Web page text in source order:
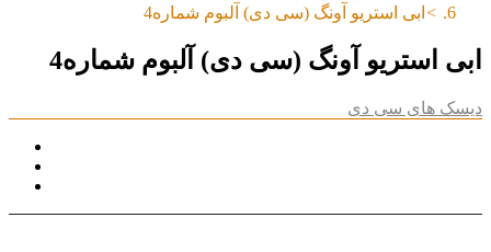
ابی استریو آونگ (سی دی) آلبوم شماره4
ابی استریو آونگ (سی دی) آلبوم شماره4
دیسک های سی دی